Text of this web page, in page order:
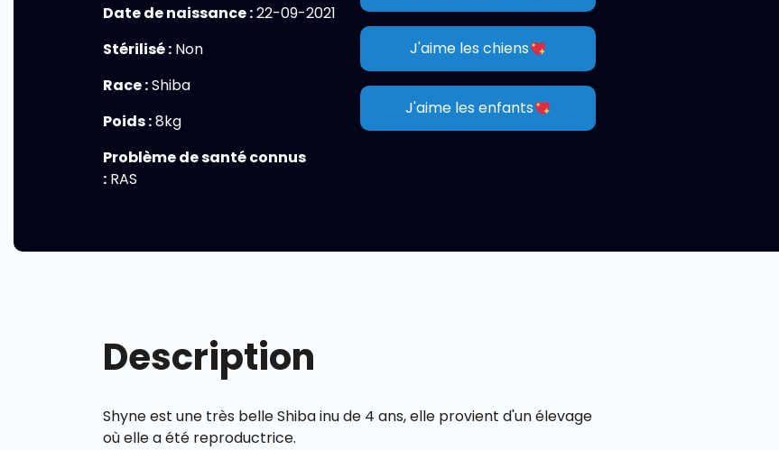
Date de naissance :22-09-2021
Stérilisé : Non
Race :Shiba
Poids :8kg
Problème de santé connus
: RAS
J'aime les chiens
J'aime les enfants
Description
Shyne est une très belle Shiba inu de 4 ans, elle provient d'un élevage
où elle a été reproductrice.